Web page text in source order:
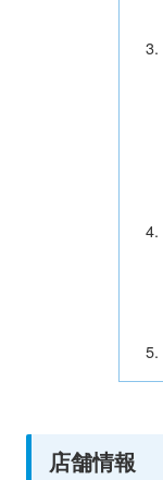
店舗情報